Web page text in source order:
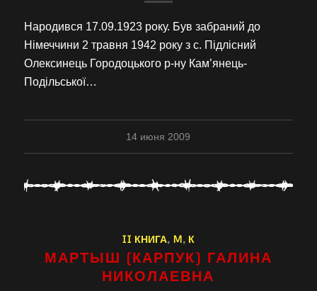
Народився 17.09.1923 року. Був забраний до
Німеччини 2 травня 1942 року з с. Підлісний
Олексинець Городоцького р-ну Кам’янець-
Подільської…
14 июня 2009
II КНИГА, M, К
МАРТЫШ (КАРПУК) ГАЛИНА
НИКОЛАЕВНА